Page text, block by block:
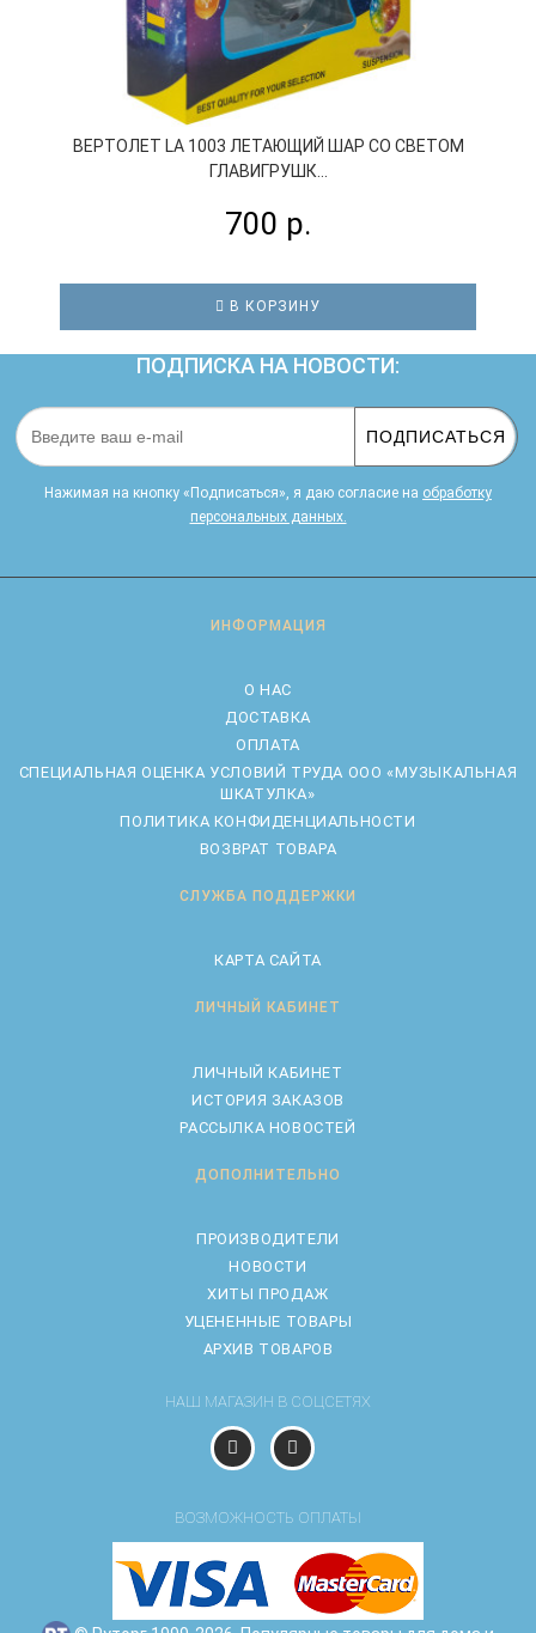
ВЕРТОЛЕТ LA 1003 ЛЕТАЮЩИЙ ШАР СО СВЕТОМ
ГЛАВИГРУШК...
700 р.
В КОРЗИНУ
ПОДПИСКА НА НОВОСТИ:
ПОДПИСАТЬСЯ
Нажимая на кнопку «Подписаться», я даю cогласие на обработку
персональных данных.
ИНФОРМАЦИЯ
О НАС
ДОСТАВКА
ОПЛАТА
CПЕЦИАЛЬНАЯ ОЦЕНКА УСЛОВИЙ ТРУДА ООО «МУЗЫКАЛЬНАЯ
ШКАТУЛКА»
ПОЛИТИКА КОНФИДЕНЦИАЛЬНОСТИ
ВОЗВРАТ ТОВАРА
СЛУЖБА ПОДДЕРЖКИ
КАРТА САЙТА
ЛИЧНЫЙ КАБИНЕТ
ЛИЧНЫЙ КАБИНЕТ
ИСТОРИЯ ЗАКАЗОВ
РАССЫЛКА НОВОСТЕЙ
ДОПОЛНИТЕЛЬНО
ПРОИЗВОДИТЕЛИ
НОВОСТИ
ХИТЫ ПРОДАЖ
УЦЕНЕННЫЕ ТОВАРЫ
АРХИВ ТОВАРОВ
НАШ МАГАЗИН В СОЦСЕТЯХ
ВОЗМОЖНОСТЬ ОПЛАТЫ